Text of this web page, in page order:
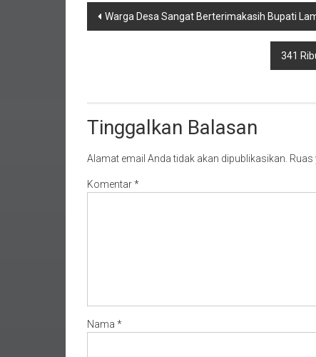
Navigasi
Warga Desa Sangat Berterimakasih Bupati
341
Tinggalkan Balasan
Alamat email Anda tidak akan dipublikasikan. Ruas
Komentar*
Nama *